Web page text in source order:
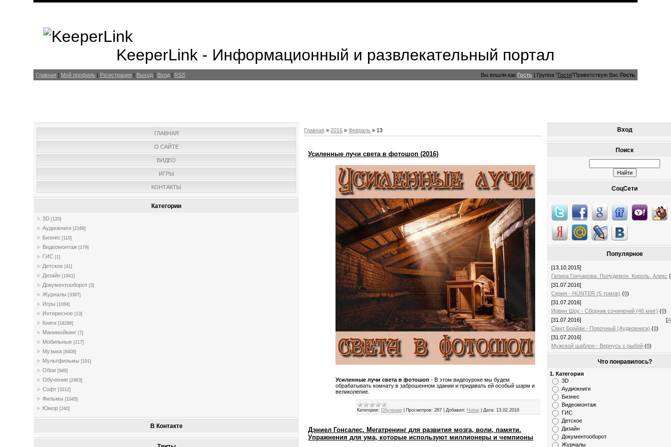
KeeperLink - Информационный и развлекательный портал
Главная | Мой профиль | Регистрация | Выход | Вход | RSS Вы вошли как Гость | Группа"Гости"Приветствую Вас Гость
ГЛАВНАЯ
О САЙТЕ
ВИДЕО
ИГРЫ
КОНТАКТЫ
Категории
3D [120]
Аудиокниги [2168]
Бизнес [110]
Видеомонтаж [179]
ГИС [1]
Детское [41]
Дизайн [1941]
Документооборот [3]
Журналы [3387]
Игры [1084]
Интересное [13]
Книги [18286]
Манимейкинг [7]
Мобильные [217]
Музыка [8408]
Мультфильмы [191]
Обои [949]
Обучение [2463]
Софт [3212]
Фильмы [1045]
Юмор [240]
В Контакте
Главная »2016 » Февраль » 13
Усиленные лучи света в фотошоп (2016)
Усиленные лучи света в фотошоп - В этом видеоуроке мы будем
обрабатывать комнату в заброшенном здании и придавать ей особый шарм и
великолепие.
Категория: Обучение Просмотров: 287 |Добавил: Hottei |Дата: 13.02.2016
Дэниел Гонсалес. Мегатренинг для развития мозга, воли, памяти.
Упражнения для ума, которые используют миллионеры и чемпионы
Вход
Поиск
СоцСети
Популярное
[13.10.2015]
Галина Гончарова. Полудемон. Король. Алекс (
[31.07.2016]
Серия - HUNTER (5 томов) (0)
[31.07.2016]
Ирвин Шоу - Сборник сочинений (46 книг) (0)
[31.07.2016]
[
Смит Брайан - Порочный (Аудиокнига) (0)
[31.07.2016]
Мужской шаблон - Вернусь с рыбой (0)
Что понравилось?
1. Категория
3D
Аудиокниги
Бизнес
Видеомонтаж
ГИС
Детское
Дизайн
Документооборот
Журналы